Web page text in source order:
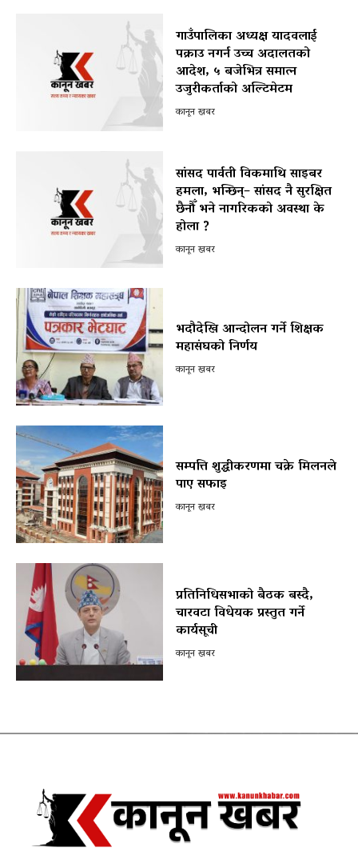
गाउँपालिका अध्यक्ष यादवलाई
पक्राउ नगर्न उच्च अदालतको
आदेश, ५ बजेभित्र समात्न
उजुरीकर्ताको अल्टिमेटम
कानून खबर
सांसद पार्वती विकमाथि साइबर
हमला, भन्छिन्– सांसद नै सुरक्षित
छैनौँ भने नागरिकको अवस्था के
होला ?
कानून खबर
भदौदेखि आन्दोलन गर्ने शिक्षक
महासंघको निर्णय
कानून खबर
सम्पत्ति शुद्धीकरणमा चक्रे मिलनले
पाए सफाइ
कानून खबर
प्रतिनिधिसभाको बैठक बस्दै,
चारवटा विधेयक प्रस्तुत गर्ने
कार्यसूची
कानून खबर